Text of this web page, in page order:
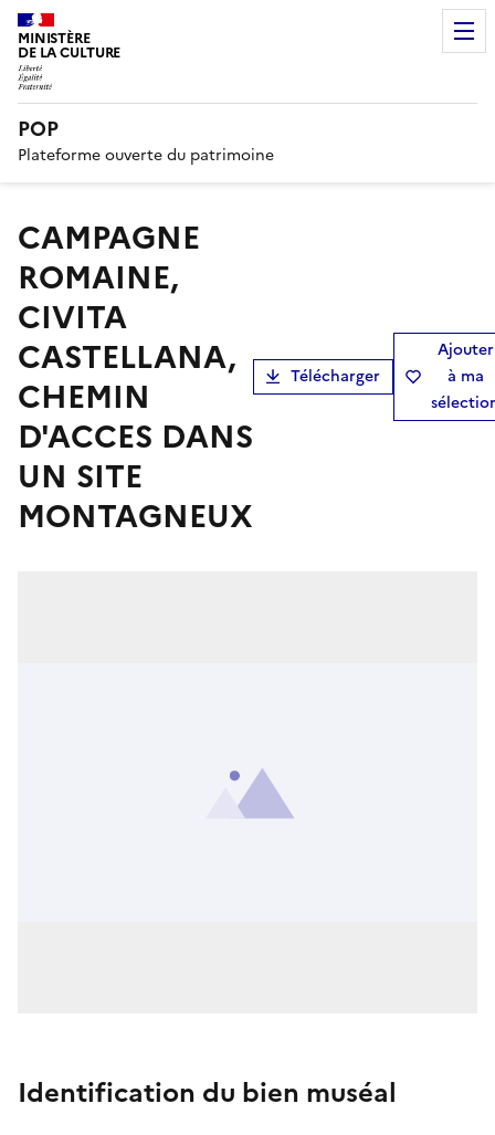
MINISTÈRE
DE LA CULTURE
POP
Plateforme ouverte du patrimoine
CAMPAGNE
ROMAINE,
CIVITA
CASTELLANA,
CHEMIN
D'ACCES DANS
UN SITE
MONTAGNEUX
Télécharger
Ajouter
à ma
Identification du bien muséal